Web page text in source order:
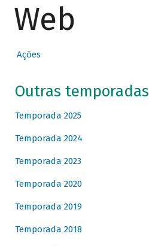
Web
Ações
Outras temporadas
Temporada 2025
Temporada 2024
Temporada 2023
Temporada 2020
Temporada 2019
Temporada 2018